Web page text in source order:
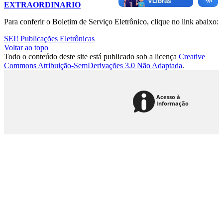
EXTRAORDINARIO
Para conferir o Boletim de Serviço Eletrônico, clique no link abaixo:
SEI! Publicações Eletrônicas
Voltar ao topo
Todo o conteúdo deste site está publicado sob a licença Creative
Commons Atribuição-SemDerivações 3.0 Não Adaptada.